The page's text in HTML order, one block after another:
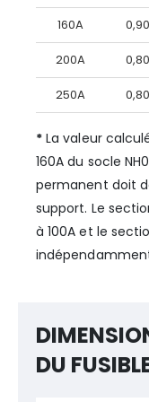
160A 0,90
200A 0,80
250A 0,80
* La valeur
160A du socle
permanent doit
support. Le
à 100A et le
DU